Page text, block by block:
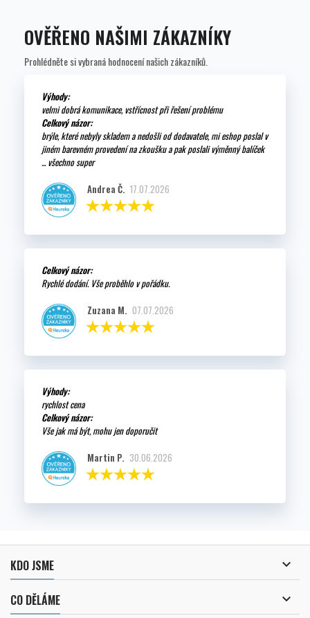
OVĚŘENO NAŠIMI ZÁKAZNÍKY
Prohlédněte si vybraná hodnocení našich zákazníků.
Výhody:
velmi dobrá komunikace, vstřícnost při řešení problému
Celkový názor:
brýle, které nebyly skladem a nedošli od dodavatele, mi eshop poslal v
jiném barevném provedení na zkoušku a pak poslali výměnný balíček
... všechno super
Andrea Č. 17.07.2026
Celkový názor:
Rychlé dodání. Vše proběhlo v pořádku.
Zuzana M. 07.07.2026
Výhody:
rychlost cena
Celkový názor:
Vše jak má být, mohu jen doporučit
Martin P. 30.06.2026
KDO JSME 
CO DĚLÁME 